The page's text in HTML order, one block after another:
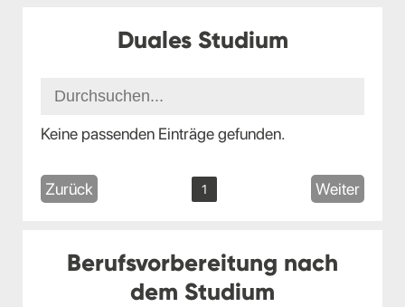
Duales Studium
Keine passenden Einträge gefunden.
Zurück 1 Weiter
Berufsvorbereitung nach
dem Studium